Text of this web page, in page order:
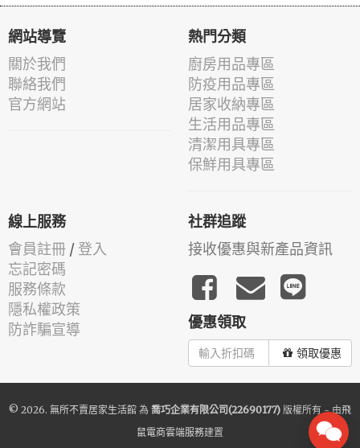
網站導覽
關於我們
聯絡我們
官方網站
熱門分類
廚房用品專區
防疫用品專區
居家收納專區
生活用品專區
清潔用具專區
保鮮用具專區
線上服務
會員註冊 / 登入
忘記密碼
服務條款
隱私權政策
防詐騙宣導
社群追蹤
接收優惠與新產品資訊
優惠領取
領取優惠
© 2026. 無所不賣居家生活館 為 喬巧企業有限公司(22690177) 版權所有 - 由飛
鼠電商雲端服務建置